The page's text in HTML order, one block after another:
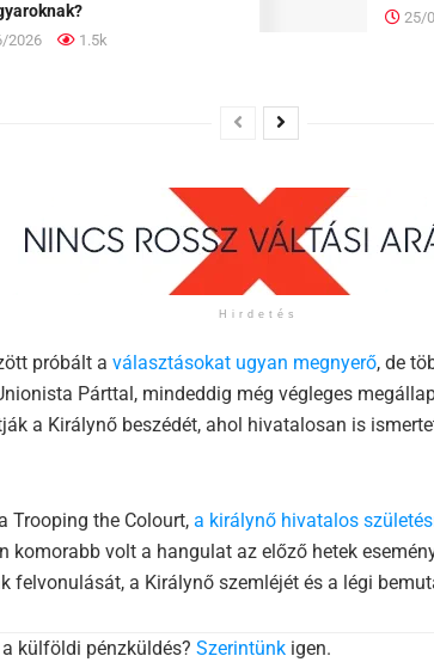
2026 1.5k
25/
Hirdetés
próbált a választásokat ugyan megnyerő, de
Párttal, mindeddig még végleges
a Királynő beszédét, ahol hivatalosan is
Trooping the Colourt, a királynő hivatalos
komorabb volt a hangulat az előző hetek
felvonulását, a Királynő szemléjét és a légi
a külföldi pénzküldés?Szerintünk igen.